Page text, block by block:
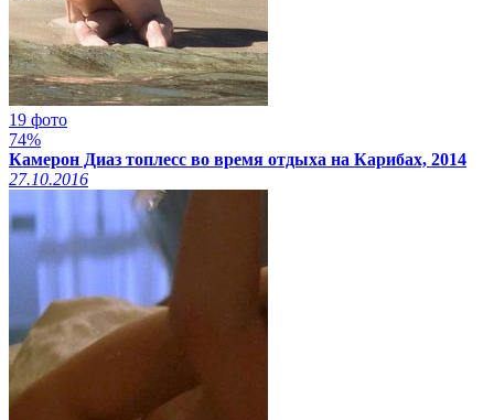
19 фото
74%
Камерон Диаз топлесс во время отдыха на Карибах, 2014
27.10.2016